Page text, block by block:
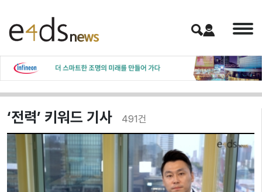
‘전력’ 키워드 기사 491건